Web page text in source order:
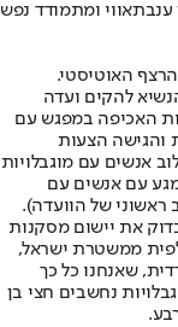
ומתמודד נפש
האוטיסטי.
להקים ועדה
האכיפה במפגש עם
והגישה הצעות
אנשים עם מוגבלויות
מגע עם אנשים עם
ראשוני של הוועדה).
את יישום מסקנות
שרק 35 שוטרים, אלפית ממשטרת ישראל,
שאנחנו כל כך
נחשבים חצי בן